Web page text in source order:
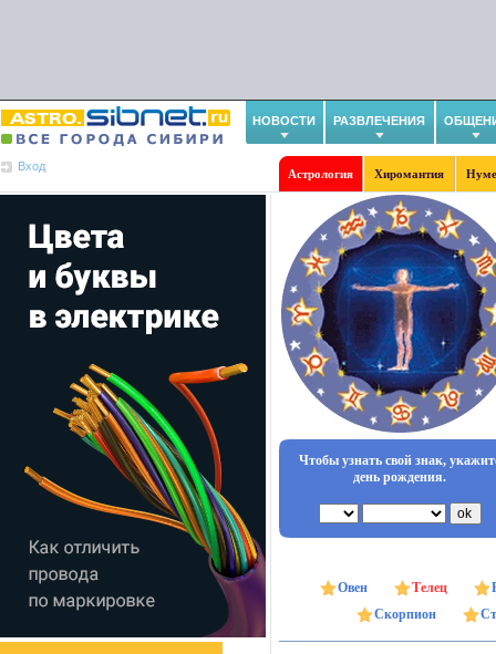
НОВОСТИ РАЗВЛЕЧЕНИЯ
Вход
Астрология Хиромантия
Чтобы узнать свой знак,
день рождения.
Овен Телец
Скорпион